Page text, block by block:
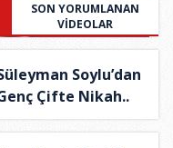
SON YORUMLANAN
VİDEOLAR
Soylu’dan
Çifte Nikah..